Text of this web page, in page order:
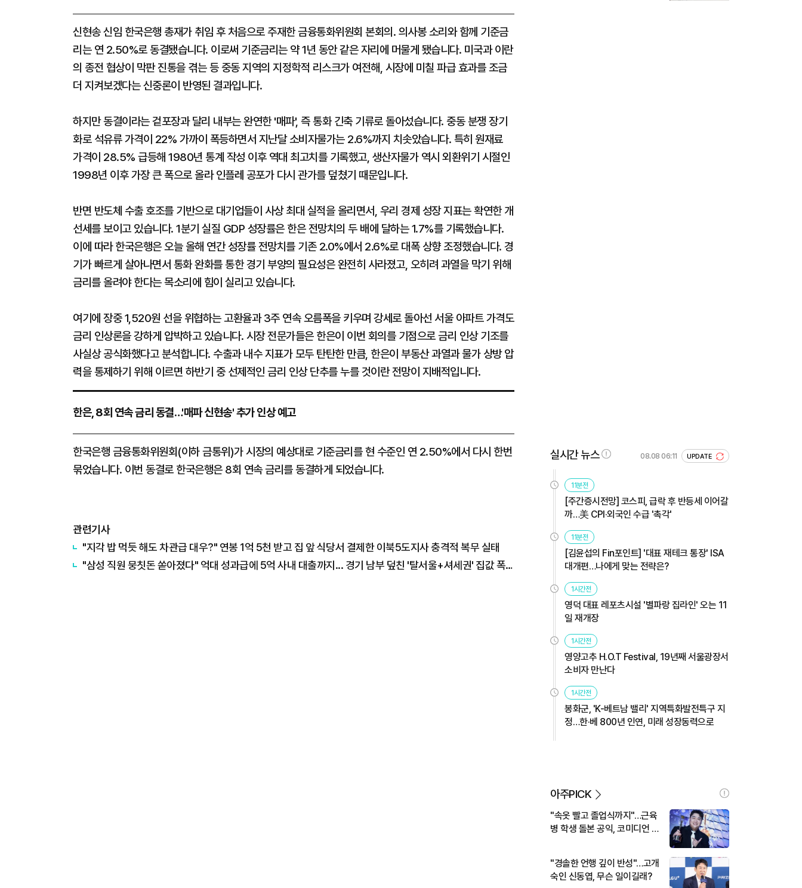
신현송 신임 한국은행 총재가 취임 후 처음으로 주재한 금융통화위원회 본회의. 의사봉 소리와 함께 기준금
리는 연 2.50%로 동결됐습니다. 이로써 기준금리는 약 1년 동안 같은 자리에 머물게 됐습니다. 미국과 이란
의 종전 협상이 막판 진통을 겪는 등 중동 지역의 지정학적 리스크가 여전해, 시장에 미칠 파급 효과를 조금
더 지켜보겠다는 신중론이 반영된 결과입니다.
하지만 동결이라는 겉포장과 달리 내부는 완연한 '매파', 즉 통화 긴축 기류로 돌아섰습니다. 중동 분쟁 장기
화로 석유류 가격이 22% 가까이 폭등하면서 지난달 소비자물가는 2.6%까지 치솟았습니다. 특히 원재료
가격이 28.5% 급등해 1980년 통계 작성 이후 역대 최고치를 기록했고, 생산자물가 역시 외환위기 시절인
1998년 이후 가장 큰 폭으로 올라 인플레 공포가 다시 관가를 덮쳤기 때문입니다.
반면 반도체 수출 호조를 기반으로 대기업들이 사상 최대 실적을 올리면서, 우리 경제 성장 지표는 확연한 개
선세를 보이고 있습니다. 1분기 실질 GDP 성장률은 한은 전망치의 두 배에 달하는 1.7%를 기록했습니다.
이에 따라 한국은행은 오늘 올해 연간 성장률 전망치를 기존 2.0%에서 2.6%로 대폭 상향 조정했습니다. 경
기가 빠르게 살아나면서 통화 완화를 통한 경기 부양의 필요성은 완전히 사라졌고, 오히려 과열을 막기 위해
금리를 올려야 한다는 목소리에 힘이 실리고 있습니다.
여기에 장중 1,520원 선을 위협하는 고환율과 3주 연속 오름폭을 키우며 강세로 돌아선 서울 아파트 가격도
금리 인상론을 강하게 압박하고 있습니다. 시장 전문가들은 한은이 이번 회의를 기점으로 금리 인상 기조를
사실상 공식화했다고 분석합니다. 수출과 내수 지표가 모두 탄탄한 만큼, 한은이 부동산 과열과 물가 상방 압
력을 통제하기 위해 이르면 하반기 중 선제적인 금리 인상 단추를 누를 것이란 전망이 지배적입니다.
한은, 8회 연속 금리 동결…'매파 신현송' 추가 인상 예고
한국은행 금융통화위원회(이하 금통위)가 시장의 예상대로 기준금리를 현 수준인 연 2.50%에서 다시 한번
묶었습니다. 이번 동결로 한국은행은 8회 연속 금리를 동결하게 되었습니다.
관련기사
"지각 밥 먹듯 해도 차관급 대우?" 연봉 1억 5천 받고 집 앞 식당서 결제한 이북5도지사 충격적 복무 실태
"삼성 직원 뭉칫돈 쏟아졌다" 억대 성과급에 5억 사내 대출까지... 경기 남부 덮친 '탈서울+셔세권' 집값 폭등의 실체
실시간 뉴스 08.08 06:11 UPDATE
11분전
[주간증시전망] 코스피, 급락 후 반등세 이어갈
까…美 CPI·외국인 수급 '촉각'
11분전
[김윤섭의 Fin포인트] '대표 재테크 통장' ISA
대개편…나에게 맞는 전략은?
1시간전
영덕 대표 레포츠시설 '별파랑 집라인' 오는 11
일 재개장
1시간전
영양고추 H.O.T Festival, 19년째 서울광장서
소비자 만난다
1시간전
봉화군, 'K-베트남 밸리' 지역특화발전특구 지
정…한·베 800년 인연, 미래 성장동력으로
아주PICK
"속옷 빨고 졸업식까지"…근육
병 학생 돌본 공익, 코미디언 김
"경솔한 언행 깊이 반성"…고개
숙인 신동엽, 무슨 일이길래?